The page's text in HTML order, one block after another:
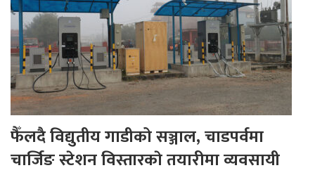
फैँलदै विद्युतीय गाडीको सञ्जाल, चाडपर्वमा
चार्जिङ स्टेशन विस्तारकाे तयारीमा व्यवसायी